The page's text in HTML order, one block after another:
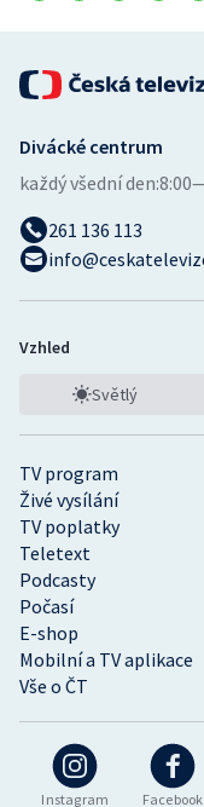
Instagram Facebook
TV program
Živé vysílání
TV poplatky
Teletext
Podcasty
Počasí
E-shop
Mobilní a TV aplikace
Vše o ČT
Divácké centrum
každý všední den:
261 136 113
Vzhled
Světlý